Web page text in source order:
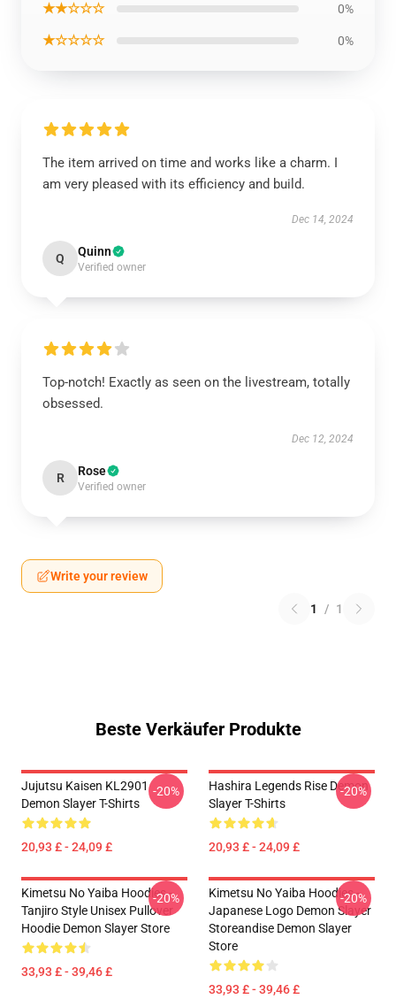
★★☆☆☆ 0%
★☆☆☆☆ 0%
The item arrived on time and works like a charm. I
am very pleased with its efficiency and build.
Dec 14, 2024
Q Quinn
Verified owner
Top-notch! Exactly as seen on the livestream, totally
obsessed.
Dec 12, 2024
R Rose
Verified owner
Write your review
1 / 1
Beste Verkäufer Produkte
Jujutsu Kaisen KL2901
Demon Slayer T-Shirts
20,93 £ - 24,09 £
-20%
Hashira Legends Rise Demon
Slayer T-Shirts
20,93 £ - 24,09 £
-20%
Kimetsu No Yaiba Hoodies -
Tanjiro Style Unisex Pullover
Hoodie Demon Slayer Store
33,93 £ - 39,46 £
-20%
Kimetsu No Yaiba Hoodies -
Japanese Logo Demon Slayer
Storeandise Demon Slayer
Store
33,93 £ - 39,46 £
-20%